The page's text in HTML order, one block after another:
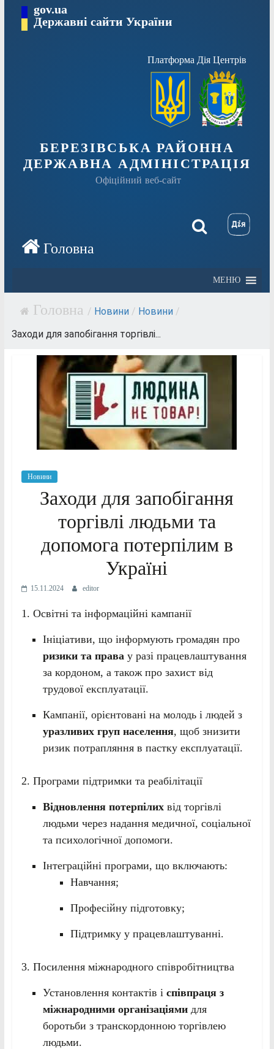
Перейтиgov.ua
Державні сайти України
Платформа Дія Центрів
БЕРЕЗІВСЬКА РАЙОННА
ДЕРЖАВНА АДМІНІСТРАЦІЯ
Офіційний веб-сайт
МЕНЮ
/ Новини / Новини /
Заходи для запобігання торгівлі...
Новини
Заходи для запобігання
торгівлі людьми та
допомога потерпілим в
Україні
15.11.2024 editor
1. Освітні та інформаційні кампанії
Ініціативи, що інформують громадян про
ризики та правау разі працевлаштування
за кордоном, а також про захист від
трудової експлуатації.
Кампанії, орієнтовані на молодь і людей з
уразливих груп населення, щоб знизити
ризик потрапляння в пастку експлуатації.
2. Програми підтримки та реабілітації
Відновлення потерпілихвід торгівлі
людьми через надання медичної, соціальної
та психологічної допомоги.
Інтеграційні програми, що включають:
Навчання;
Професійну підготовку;
Підтримку у працевлаштуванні.
3. Посилення міжнародного співробітництва
Установлення контактів і співпраця з
міжнародними організаціямидля
боротьби з транскордонною торгівлею
людьми.